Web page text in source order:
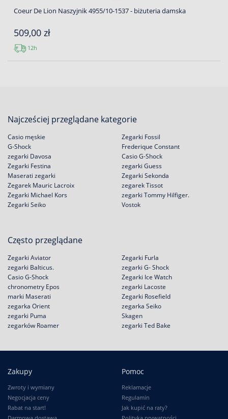
Coeur De Lion Naszyjnik 4955/10-1537 - biżuteria damska
509,00 zł
12h
Najcześciej przeglądane kategorie
Casio męskie
G-Shock
zegarki Davosa
Zegarki Festina
Zegarki Fossil
Frederique Constant
Casio G-Shock
zegarki Guess
Maserati zegarki
Zegarek Mauric Lacroix
Zegarki Michael Kors
Zegarki Seiko
Zegarki Sekonda
zegarek Tissot
zegarki Tommy Hilfiger.
Vostok
Często przeglądane
Zegarki Aviator
zegarki Balticus.
Casio G-Shock
chronometry Epos
Zegarki Furla
zegarki G- Shock
Zegarki Ice Watch
zegarki Lacoste
marki Maserati
zegarka Orient
zegarki Puma
zegarków Roamer
Zegarki Rosefield
zegarka Seiko
Skagen
zegarki Ted Bake
Zakupy
Zwroty i wymiany
Negocjacja ceny
Rabat na start!
Pomoc
Reklamacje
Regulamin
Jak kupić na raty?